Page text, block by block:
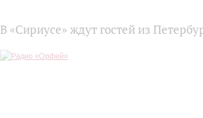
В «Сириусе» ждут гостей из